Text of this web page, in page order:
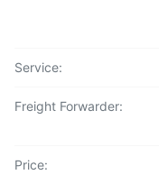
Service:
Freight Forwarder:
Price: